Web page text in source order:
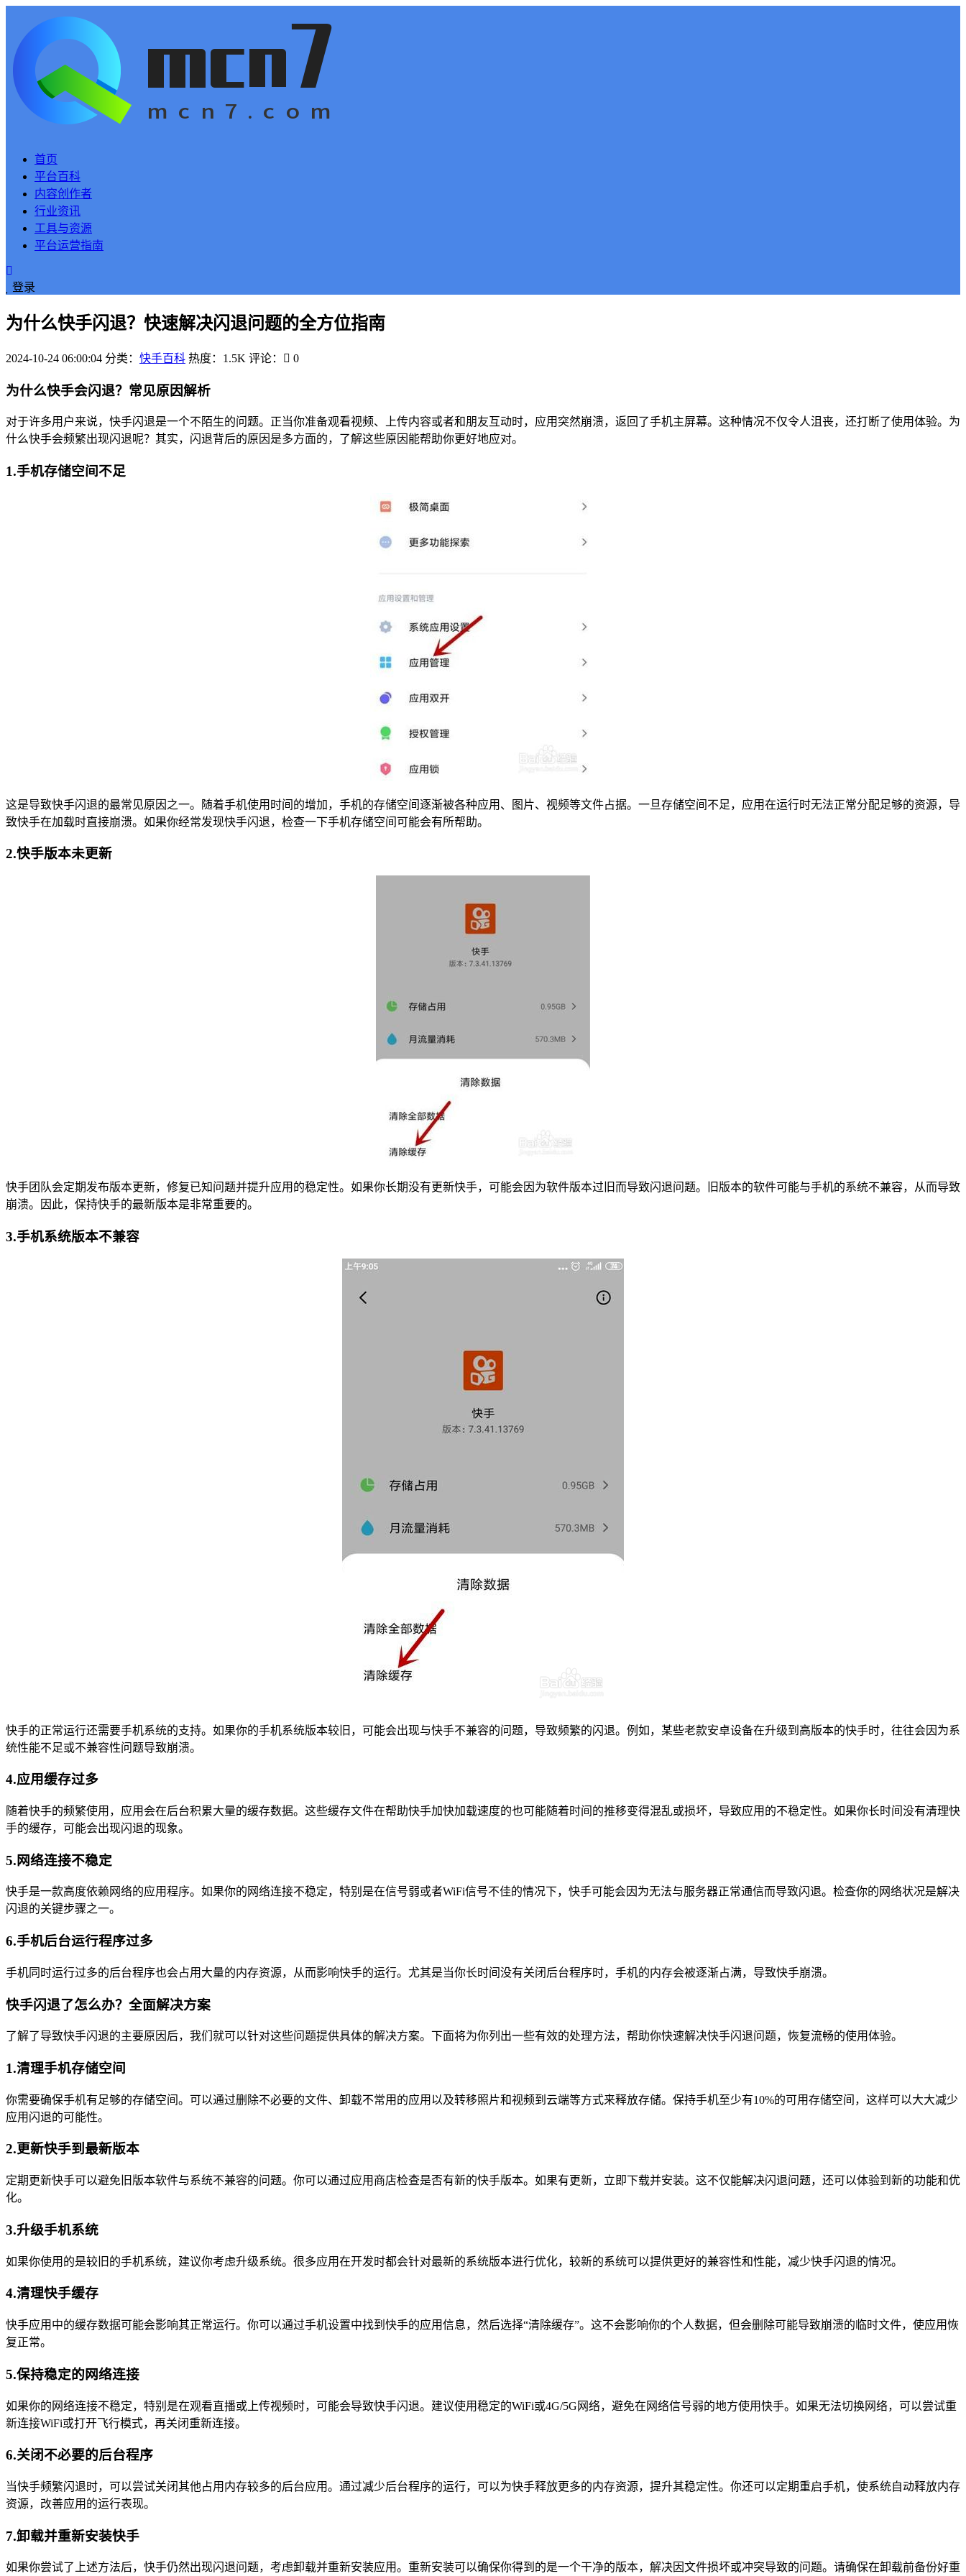
首页
平台百科
内容创作者
行业资讯
工具与资源
平台运营指南
登录
为什么快手闪退？快速解决闪退问题的全方位指南
2024-10-24 06:00:04 分类： 快手百科 热度：1.5K 评论： 0
为什么快手会闪退？常见原因解析
对于许多用户来说，快手闪退是一个不陌生的问题。正当你准备观看视频、上传内容或者和朋友互动时，应用突然崩溃，返回了手机主屏幕。这种情况不仅令人沮丧，还打断了使用体验。为
什么快手会频繁出现闪退呢？其实，闪退背后的原因是多方面的，了解这些原因能帮助你更好地应对。
1.手机存储空间不足
这是导致快手闪退的最常见原因之一。随着手机使用时间的增加，手机的存储空间逐渐被各种应用、图片、视频等文件占据。一旦存储空间不足，应用在运行时无法正常分配足够的资源，导
致快手在加载时直接崩溃。如果你经常发现快手闪退，检查一下手机存储空间可能会有所帮助。
2.快手版本未更新
快手团队会定期发布版本更新，修复已知问题并提升应用的稳定性。如果你长期没有更新快手，可能会因为软件版本过旧而导致闪退问题。旧版本的软件可能与手机的系统不兼容，从而导致
崩溃。因此，保持快手的最新版本是非常重要的。
3.手机系统版本不兼容
快手的正常运行还需要手机系统的支持。如果你的手机系统版本较旧，可能会出现与快手不兼容的问题，导致频繁的闪退。例如，某些老款安卓设备在升级到高版本的快手时，往往会因为系
统性能不足或不兼容性问题导致崩溃。
4.应用缓存过多
随着快手的频繁使用，应用会在后台积累大量的缓存数据。这些缓存文件在帮助快手加快加载速度的也可能随着时间的推移变得混乱或损坏，导致应用的不稳定性。如果你长时间没有清理快
手的缓存，可能会出现闪退的现象。
5.网络连接不稳定
快手是一款高度依赖网络的应用程序。如果你的网络连接不稳定，特别是在信号弱或者WiFi信号不佳的情况下，快手可能会因为无法与服务器正常通信而导致闪退。检查你的网络状况是解决
闪退的关键步骤之一。
6.手机后台运行程序过多
手机同时运行过多的后台程序也会占用大量的内存资源，从而影响快手的运行。尤其是当你长时间没有关闭后台程序时，手机的内存会被逐渐占满，导致快手崩溃。
快手闪退了怎么办？全面解决方案
了解了导致快手闪退的主要原因后，我们就可以针对这些问题提供具体的解决方案。下面将为你列出一些有效的处理方法，帮助你快速解决快手闪退问题，恢复流畅的使用体验。
1.清理手机存储空间
你需要确保手机有足够的存储空间。可以通过删除不必要的文件、卸载不常用的应用以及转移照片和视频到云端等方式来释放存储。保持手机至少有10%的可用存储空间，这样可以大大减少
应用闪退的可能性。
2.更新快手到最新版本
定期更新快手可以避免旧版本软件与系统不兼容的问题。你可以通过应用商店检查是否有新的快手版本。如果有更新，立即下载并安装。这不仅能解决闪退问题，还可以体验到新的功能和优
化。
3.升级手机系统
如果你使用的是较旧的手机系统，建议你考虑升级系统。很多应用在开发时都会针对最新的系统版本进行优化，较新的系统可以提供更好的兼容性和性能，减少快手闪退的情况。
4.清理快手缓存
快手应用中的缓存数据可能会影响其正常运行。你可以通过手机设置中找到快手的应用信息，然后选择“清除缓存”。这不会影响你的个人数据，但会删除可能导致崩溃的临时文件，使应用恢
复正常。
5.保持稳定的网络连接
如果你的网络连接不稳定，特别是在观看直播或上传视频时，可能会导致快手闪退。建议使用稳定的WiFi或4G/5G网络，避免在网络信号弱的地方使用快手。如果无法切换网络，可以尝试重
新连接WiFi或打开飞行模式，再关闭重新连接。
6.关闭不必要的后台程序
当快手频繁闪退时，可以尝试关闭其他占用内存较多的后台应用。通过减少后台程序的运行，可以为快手释放更多的内存资源，提升其稳定性。你还可以定期重启手机，使系统自动释放内存
资源，改善应用的运行表现。
7.卸载并重新安装快手
如果你尝试了上述方法后，快手仍然出现闪退问题，考虑卸载并重新安装应用。重新安装可以确保你得到的是一个干净的版本，解决因文件损坏或冲突导致的问题。请确保在卸载前备份好重